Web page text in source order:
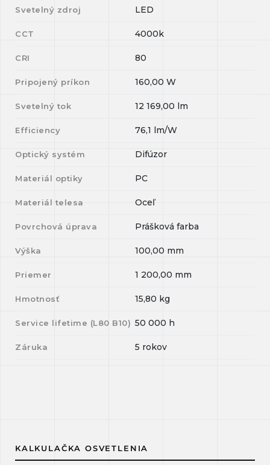
Svetelný zdroj LED
CCT 4000k
CRI 80
Pripojený príkon 160,00 W
Svetelný tok 12 169,00 lm
Efficiency 76,1 lm/W
Optický systém Difúzor
Materiál optiky PC
Materiál telesa Oceľ
Povrchová úprava Prášková farba
Výška 100,00 mm
Priemer 1 200,00 mm
Hmotnosť 15,80 kg
Service lifetime (L80 B10) 50 000 h
Záruka 5 rokov
KALKULAČKA OSVETLENIA